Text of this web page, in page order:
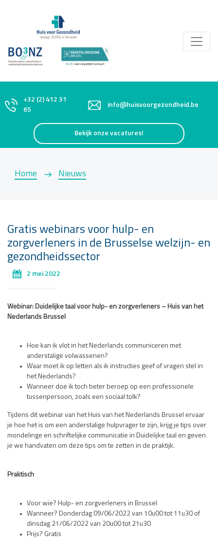
+32 (2) 412 31
65
info@huisvoorgezondheid.be
Bekijk onze vacatures!
Home Nieuws
Gratis webinars voor hulp- en
zorgverleners in de Brusselse welzijn- en
gezondheidssector
2 mei 2022
Webinar: Duidelijke taal voor hulp- en zorgverleners – Huis van het
Nederlands Brussel
Hoe kan ik vlot in het Nederlands communiceren met
anderstalige volwassenen?
Waar moet ik op letten als ik instructies geef of vragen stel in
het Nederlands?
Wanneer doe ik toch beter beroep op een professionele
tussenpersoon, zoals een sociaal tolk?
Tijdens dit webinar van het Huis van het Nederlands Brussel ervaar
je hoe het is om een anderstalige hulpvrager te zijn, krijg je tips over
mondelinge en schriftelijke communicatie in Duidelijke taal en geven
je we handvaten om deze tips om te zetten in de praktijk.
Praktisch
Voor wie? Hulp- en zorgverleners in Brussel
Wanneer? Donderdag 09/06/2022 van 10u00 tot 11u30 of
dinsdag 21/06/2022 van 20u00 tot 21u30
Prijs? Gratis